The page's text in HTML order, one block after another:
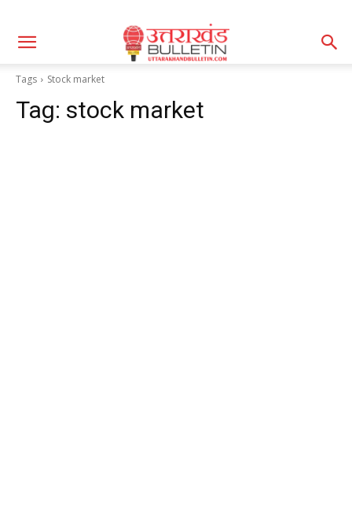
Tags Stock market
Tag: stock market